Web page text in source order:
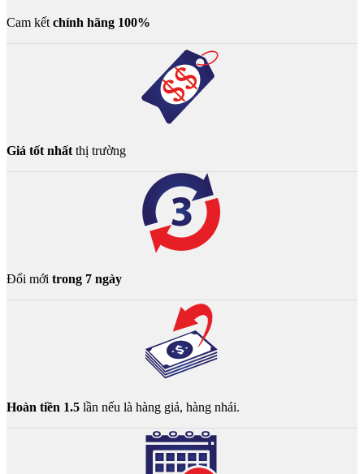
Cam kết chính hãng 100%
Giá tốt nhất thị trường
Đổi mới trong 7 ngày
Hoàn tiền 1.5 lần nếu là hàng giả, hàng nhái.